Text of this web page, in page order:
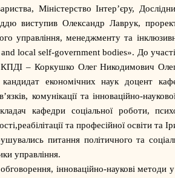
Міністерство Інтер’єру,
виступив Олександр Лаврук,
управління, менеджменту та
local self-government bodies». До участі
КПДІ – Коркушко Олег Никодимович
економічних наук доцент
комунікації та інноваційно-
кафедри соціальної роботи,
та професійної освіти та
питання політичного та
управління.
інноваційно-наукові методи у